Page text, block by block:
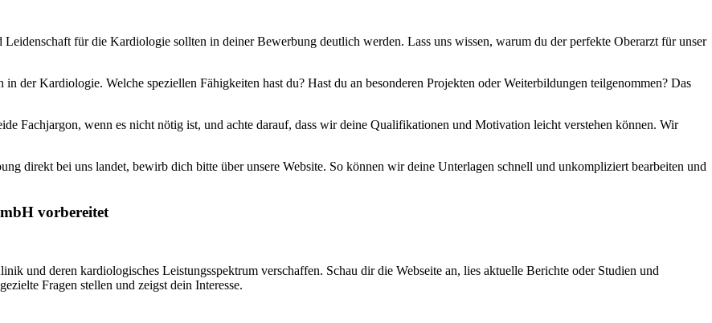
für die Kardiologie sollten in deiner Bewerbung deutlich werden. Lass uns wissen, warum du der perfekte Oberarzt für unser
der Kardiologie. Welche speziellen Fähigkeiten hast du? Hast du an besonderen Projekten oder Weiterbildungen teilgenommen? Das
Fachjargon, wenn es nicht nötig ist, und achte darauf, dass wir deine Qualifikationen und Motivation leicht verstehen können. Wir
direkt bei uns landet, bewirb dich bitte über unsere Website. So können wir deine Unterlagen schnell und unkompliziert bearbeiten und
vorbereitet
und deren kardiologisches Leistungsspektrum verschaffen. Schau dir die Webseite an, lies aktuelle Berichte oder Studien und
Fragen stellen und zeigst dein Interesse.